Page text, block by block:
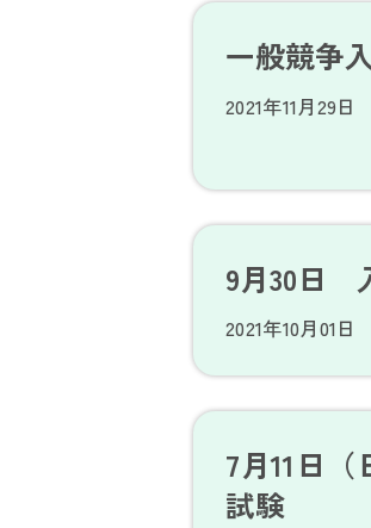
一般競争
2021年11月29日
9月30日
2021年10月01日
7月11日
試験